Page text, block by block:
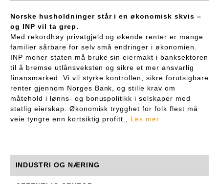
Norske husholdninger står i en økonomisk skvis –
og INP vil ta grep.
Med rekordhøy privatgjeld og økende renter er mange
familier sårbare for selv små endringer i økonomien.
INP mener staten må bruke sin eiermakt i banksektoren
til å bremse utlånsveksten og sikre et mer ansvarlig
finansmarked. Vi vil styrke kontrollen, sikre forutsigbare
renter gjennom Norges Bank, og stille krav om
måtehold i lønns- og bonuspolitikk i selskaper med
statlig eierskap. Økonomisk trygghet for folk flest må
veie tyngre enn kortsiktig profitt., Les mer
INDUSTRI OG NÆRING